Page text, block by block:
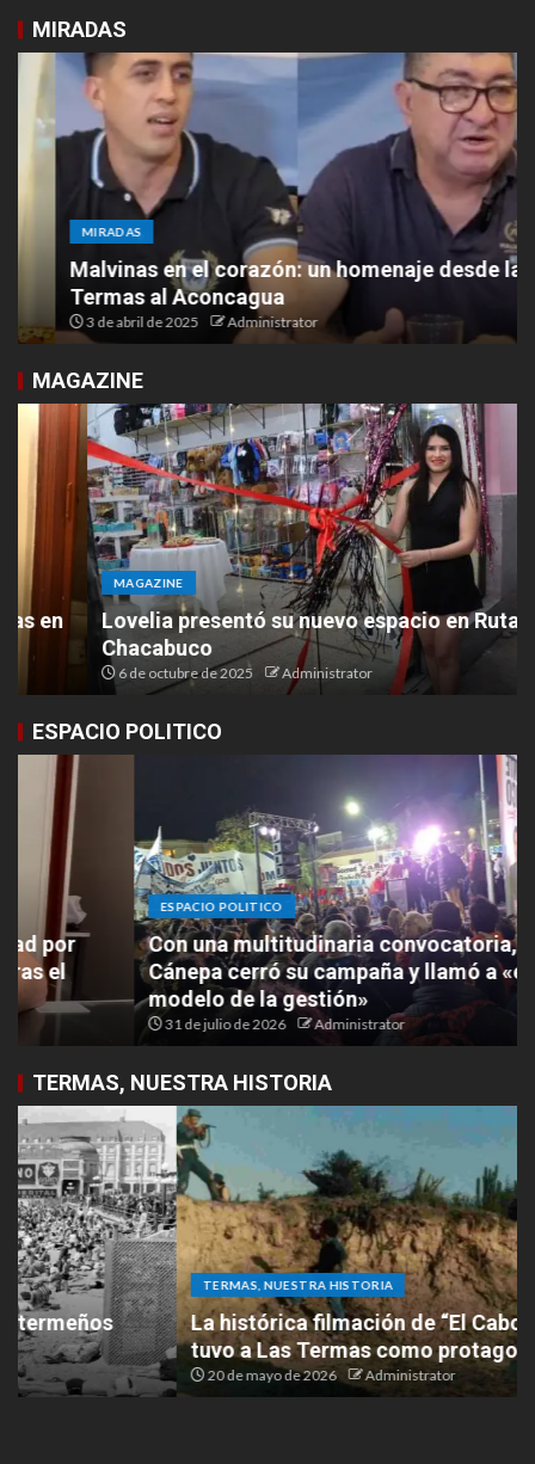
MIRADAS
MIRADAS
Malvinas en el corazón: un homenaje desde las
Termas al Aconcagua
3 de abril de 2025 Administrator
MAGAZINE
MAGAZINE
Lovelia presentó su nuevo espacio en Ruta 9 y
Chacabuco
6 de octubre de 2025 Administrator
ESPACIO POLITICO
ESPACIO POLITICO
Con una multitudinaria convocatoria, Paula
Cánepa cerró su campaña y llamó a «elegir el
modelo de la gestión»
31 de julio de 2026 Administrator
TERMAS, NUESTRA HISTORIA
TERMAS, NUESTRA HISTORIA
La histórica filmación de “El Cabo Savino” que
tuvo a Las Termas como protagonista
20 de mayo de 2026 Administrator